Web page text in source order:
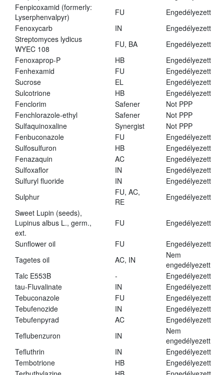
Fenpicoxamid (formerly:
Lyserphenvalpyr)
FU
Engedélyezett
Fenoxycarb
IN
Engedélyezett
Streptomyces lydicus
WYEC 108
FU, BA
Engedélyezett
Fenoxaprop-P
HB
Engedélyezett
Fenhexamid
FU
Engedélyezett
Sucrose
EL
Engedélyezett
Sulcotrione
HB
Engedélyezett
Fenclorim
Safener
Not PPP
Fenchlorazole-ethyl
Safener
Not PPP
Sulfaquinoxaline
Synergist
Not PPP
Fenbuconazole
FU
Engedélyezett
Sulfosulfuron
HB
Engedélyezett
Fenazaquin
AC
Engedélyezett
Sulfoxaflor
IN
Engedélyezett
Sulfuryl fluoride
IN
Engedélyezett
Sulphur
FU, AC,
RE
Engedélyezett
Sweet Lupin (seeds),
Lupinus albus L., germ.,
ext.
FU Engedélyezett
Sunflower oil FU
Engedélyezett
Tagetes oil
AC, IN
Nem
engedélyezett
Talc E553B
-
Engedélyezett
tau-Fluvalinate
IN
Engedélyezett
Tebuconazole
FU
Engedélyezett
Tebufenozide
IN
Engedélyezett
Tebufenpyrad
AC
Engedélyezett
Teflubenzuron
IN
Nem
engedélyezett
Tefluthrin
IN
Engedélyezett
Tembotrione
HB
Engedélyezett